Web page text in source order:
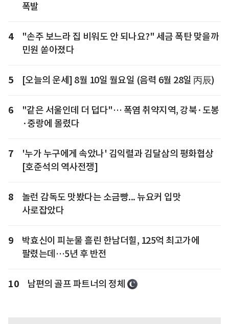
폭발
4
"손주 보느라 집 비워도 안 되나요?" 세금 폭탄 맞을까
민원 쏟아졌다
5 [오늘의 운세] 8월 10일 월요일 (음력 6월 28일 丙辰)
6
"같은 서울인데 더 덥다"… 폭염 취약지역, 강북·도봉
·중랑에 몰렸다
7
'누가 누구에게 속았나' 김익렬과 김달삼의 평화협상
[호준석의 역사전쟁]
8
놀런 감독도 맛봤다는 소금빵... 뉴요커 입맛
사로잡았다
9
박효신이 피눈물 흘린 한남더힐, 125억 최고가에
팔렸는데…5년 후 반전
10 남편의 골프 파트너의 정체